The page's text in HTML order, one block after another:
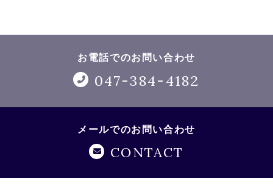
お電話でのお問い合わせ
047-384-4182
メールでのお問い合わせ
CONTACT